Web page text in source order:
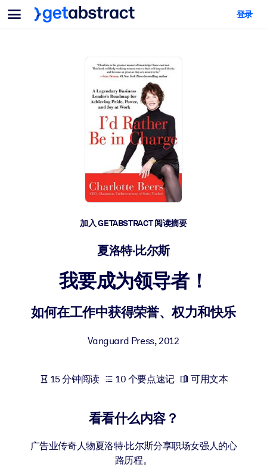
菜单
面向团队与管理者
为您的员工配备关键的人工智能技能。
帮助您的管理者为未来的工作时代做好准备。
让团队更轻松地共同学习、解决实际问题并更快采取行动。
培养您的员工应对未来挑战所需的技能。
面向 LMS/LXP
将简短且经过验证的知识引入您的 LMS/LXP，以获得更强的学习效
利用可靠、结构化的知识为您的人工智能系统提供动力，以改善输
面向人工智能系统
登录
加入 GETABSTRACT 阅读摘要
夏洛特·比尔斯
我要成为领导者！
如何在工作中获得荣誉、权力和快乐
Vanguard Press,2012
15 分钟阅读 10 个要点速记 可用文本
看看什么内容？
广告业传奇人物夏洛特·比尔斯分享职场女强人的心
路历程。